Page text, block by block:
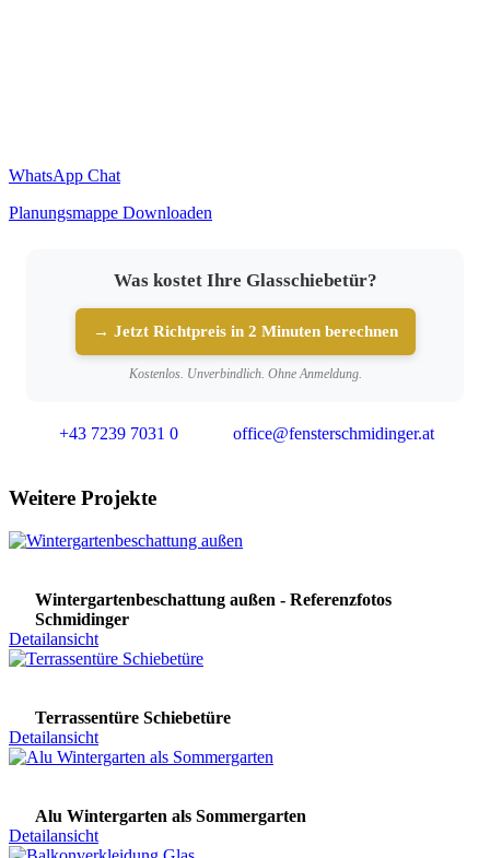
WhatsApp Chat
Planungsmappe Downloaden
Was kostet Ihre Glasschiebetür?
→ Jetzt Richtpreis in 2 Minuten berechnen
Kostenlos. Unverbindlich. Ohne Anmeldung.
+43 7239 7031 0 office@fensterschmidinger.at
Weitere Projekte
Wintergartenbeschattung außen - Referenzfotos
Schmidinger
Detailansicht
Terrassentüre Schiebetüre
Detailansicht
Alu Wintergarten als Sommergarten
Detailansicht